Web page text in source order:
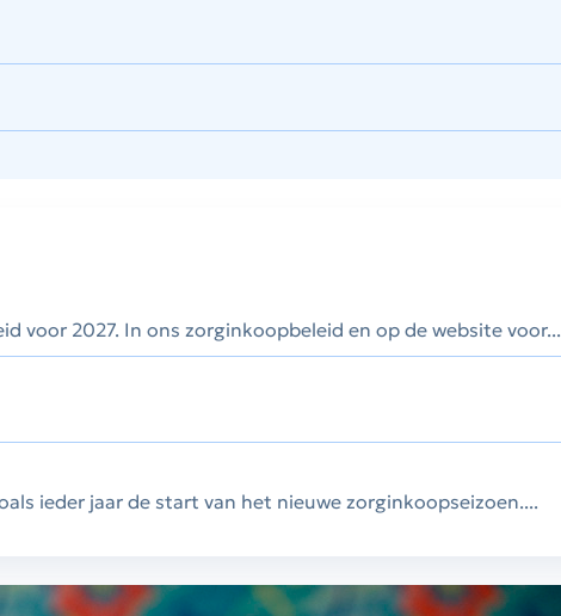
voor 2027. In ons zorginkoopbeleid en op de website voor...
ieder jaar de start van het nieuwe zorginkoopseizoen....